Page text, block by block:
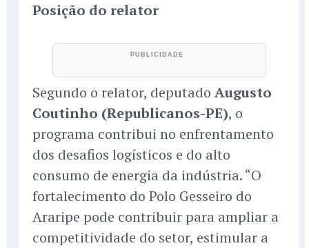
Posição do relator
Segundo o relator, deputado Augusto
Coutinho (Republicanos-PE), o
programa contribui no enfrentamento
dos desafios logísticos e do alto
consumo de energia da indústria. “O
fortalecimento do Polo Gesseiro do
Araripe pode contribuir para ampliar a
competitividade do setor, estimular a